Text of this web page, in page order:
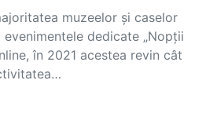
muzeelor și caselor
dedicate „Nopții
în 2021 acestea revin cât